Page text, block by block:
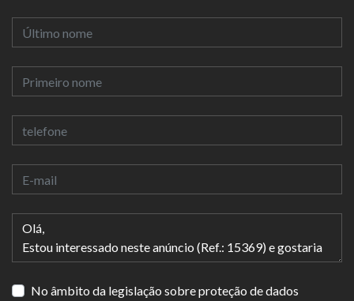
No âmbito da legislação sobre proteção de dados